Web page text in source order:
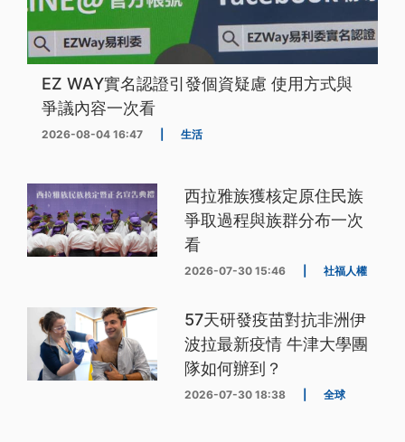
EZ WAY實名認證引發個資疑慮 使用方式與
爭議內容一次看
2026-08-04 16:47 生活
西拉雅族獲核定原住民族
爭取過程與族群分布一次
看
2026-07-30 15:46 社福人權
57天研發疫苗對抗非洲伊
波拉最新疫情 牛津大學團
隊如何辦到？
2026-07-30 18:38 全球